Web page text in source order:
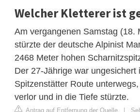
Welcher Kletterer ist
Am vergangenen Samstag (18.
stürzte der deutsche Alpinist
2468 Meter hohen
Der 27-Jährige war ungesichert
Spitzenstätter Route
verlor und in die Tiefe stürzte.
Antrag auf Entfernung der Quelle |